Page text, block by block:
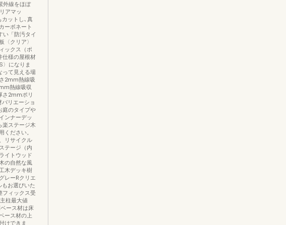
外線をほぼ
アマッ
カットし､真
ーボネート
い「防汚タイ
〈クリア〉
ックス（ポ
仕様の屋根材
〉になりま
って見える場
2mm熱線吸
熱線吸収
さ2mmポリ
リエーショ
庭のタイプや
ンナーデッ
楽ステージ木
ください。
リサイクル
テージ（内
イトウッド
の自然な風
木デッキ樹
レーRクリエ
もお選びいた
フィックス受
柱最大値
ース材は床
ース材の上
けできま